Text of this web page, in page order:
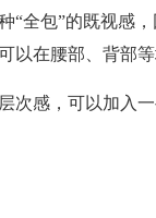
全包”的既视感
以在腰部、背部
感，可以加入